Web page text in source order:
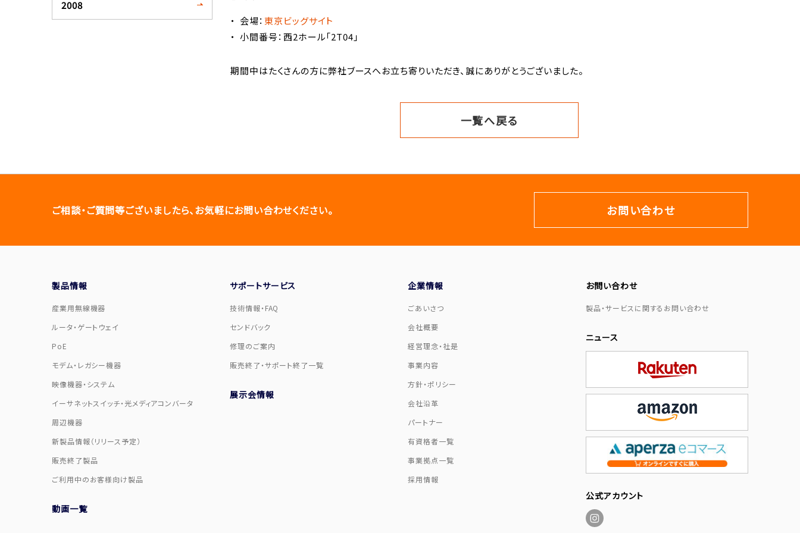
2008
会場： 東京ビッグサイト
小間番号：西2ホール「2T04」
期間中はたくさんの方に弊社ブースへお立ち寄りいただき、誠にありがとうございました。
一覧へ戻る
ご相談・ご質問等ございましたら、お気軽にお問い合わせください。 お問い合わせ
製品情報
産業用無線機器
ルータ・ゲートウェイ
PoE
モデム・レガシー機器
映像機器・システム
イーサネットスイッチ・光メディアコンバータ
周辺機器
新製品情報（リリース予定）
販売終了製品
ご利用中のお客様向け製品
動画一覧
サポートサービス
技術情報・FAQ
センドバック
修理のご案内
販売終了・サポート終了一覧
展示会情報
企業情報
ごあいさつ
会社概要
経営理念・社是
事業内容
方針・ポリシー
会社沿革
パートナー
有資格者一覧
事業拠点一覧
採用情報
お問い合わせ
製品・サービスに関するお問い合わせ
ニュース
公式アカウント